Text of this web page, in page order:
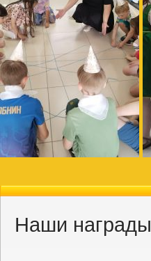
Наши награды